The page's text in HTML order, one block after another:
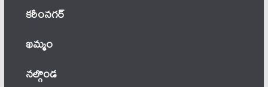
కరీంనగర్
ఖ‌మ్మం
నల్గొండ